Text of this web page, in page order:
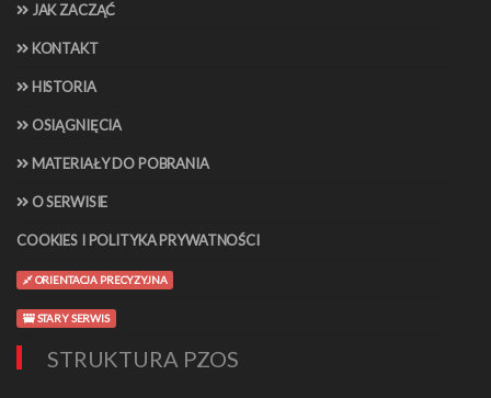
JAK ZACZĄĆ
KONTAKT
HISTORIA
OSIĄGNIĘCIA
MATERIAŁY DO POBRANIA
O SERWISIE
COOKIES I POLITYKA PRYWATNOŚCI
ORIENTACJA PRECYZYJNA
STARY SERWIS
STRUKTURA PZOS